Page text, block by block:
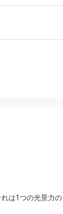
は1つの光景力